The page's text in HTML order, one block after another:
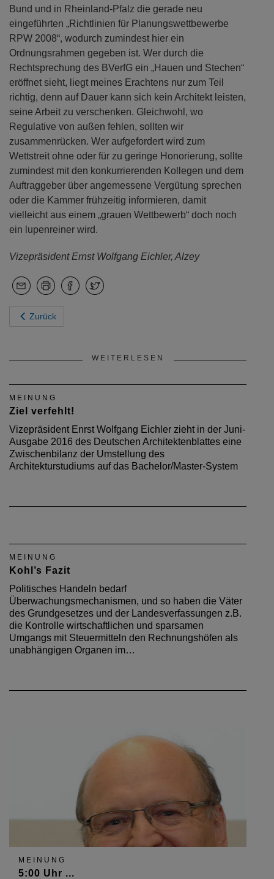
Bund und in Rheinland-Pfalz die gerade neu
eingeführten „Richtlinien für Planungswettbewerbe
RPW 2008“, wodurch zumindest hier ein
Ordnungsrahmen gegeben ist. Wer durch die
Rechtsprechung des BVerfG ein „Hauen und Stechen“
eröffnet sieht, liegt meines Erachtens nur zum Teil
richtig, denn auf Dauer kann sich kein Architekt leisten,
seine Arbeit zu verschenken. Gleichwohl, wo
Regulative von außen fehlen, sollten wir
zusammenrücken. Wer aufgefordert wird zum
Wettstreit ohne oder für zu geringe Honorierung, sollte
zumindest mit den konkurrierenden Kollegen und dem
Auftraggeber über angemessene Vergütung sprechen
oder die Kammer frühzeitig informieren, damit
vielleicht aus einem „grauen Wettbewerb“ doch noch
ein lupenreiner wird.
Vizepräsident Ernst Wolfgang Eichler, Alzey
Zurück
WEITERLESEN
MEINUNG
Ziel verfehlt!
Vizepräsident Enrst Wolfgang Eichler zieht in der Juni-
Ausgabe 2016 des Deutschen Architektenblattes eine
Zwischenbilanz der Umstellung des
Architekturstudiums auf das Bachelor/Master-System
MEINUNG
Kohl’s Fazit
Politisches Handeln bedarf
Überwachungsmechanismen, und so haben die Väter
des Grundgesetzes und der Landesverfassungen z.B.
die Kontrolle wirtschaftlichen und sparsamen
Umgangs mit Steuermitteln den Rechnungshöfen als
unabhängigen Organen im…
MEINUNG
5:00 Uhr ...